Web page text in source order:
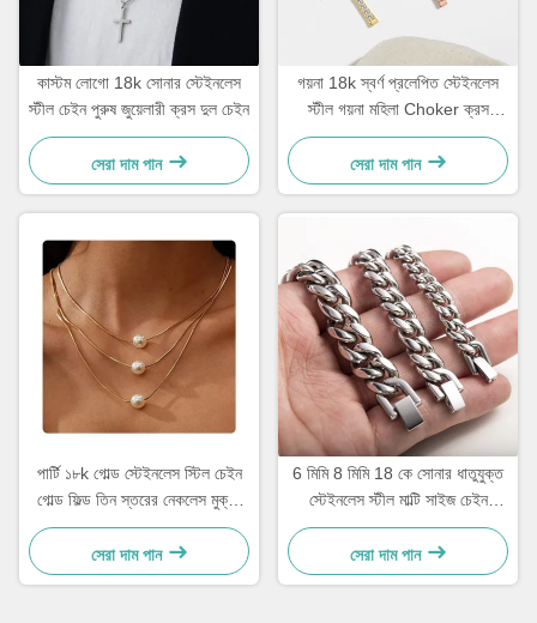
কাস্টম লোগো 18k সোনার স্টেইনলেস
স্টীল চেইন পুরুষ জুয়েলারী ক্রস দুল চেইন
সেরা দাম পান
গয়না 18k স্বর্ণ প্রলেপিত স্টেইনলেস
স্টীল গয়না মহিলা Choker ক্রস
নেকলেস 20 ইঞ্চি
সেরা দাম পান
পার্টি ১৮k গোল্ড স্টেইনলেস স্টিল চেইন
গোল্ড ফিল্ড তিন স্তরের নেকলেস মুক্তা
লকেট ১৭.৭২ ইঞ্চি
সেরা দাম পান
6 মিমি 8 মিমি 18 কে সোনার ধাতুযুক্ত
স্টেইনলেস স্টীল মাল্টি সাইজ চেইন
সিলভার কিউবান লিঙ্ক চেইন
সেরা দাম পান